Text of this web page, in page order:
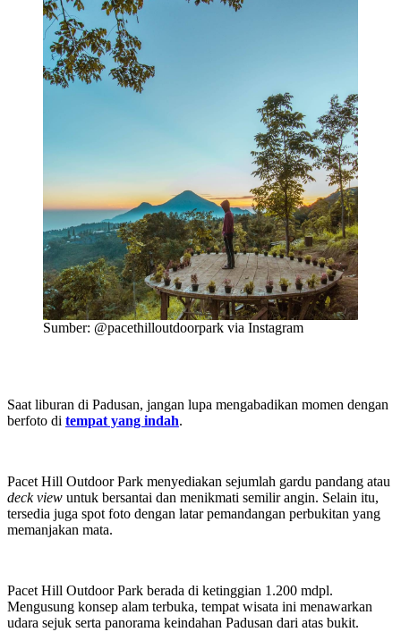
Sumber: @pacethilloutdoorpark via Instagram
Saat liburan di Padusan, jangan lupa mengabadikan momen dengan
berfoto di tempat yang indah.
Pacet Hill Outdoor Park menyediakan sejumlah gardu pandang atau
deck view untuk bersantai dan menikmati semilir angin. Selain itu,
tersedia juga spot foto dengan latar pemandangan perbukitan yang
memanjakan mata.
Pacet Hill Outdoor Park berada di ketinggian 1.200 mdpl.
Mengusung konsep alam terbuka, tempat wisata ini menawarkan
udara sejuk serta panorama keindahan Padusan dari atas bukit.